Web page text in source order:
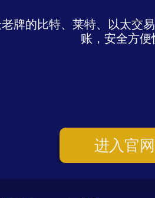
牌的比特、莱特、以太交
账，安全方便
进入官网